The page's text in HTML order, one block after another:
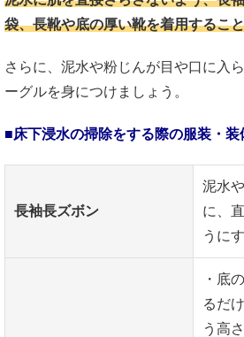
袋、長靴や底の厚い靴を着用するこ
さらに、泥水や粉じんが目や口に入
ーグルを身につけましょう。
■床下浸水の掃除をする際の服装・装
長袖長ズボン
泥水
に、
うに
・底
るだ
う高